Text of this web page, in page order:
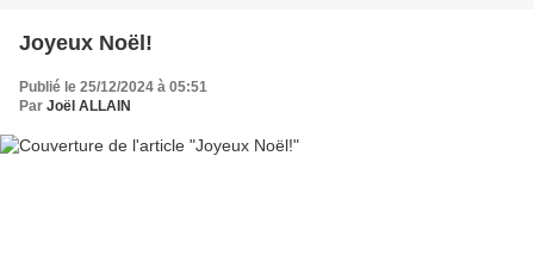
Joyeux Noël!
Publié le 25/12/2024 à 05:51
Par Joël ALLAIN